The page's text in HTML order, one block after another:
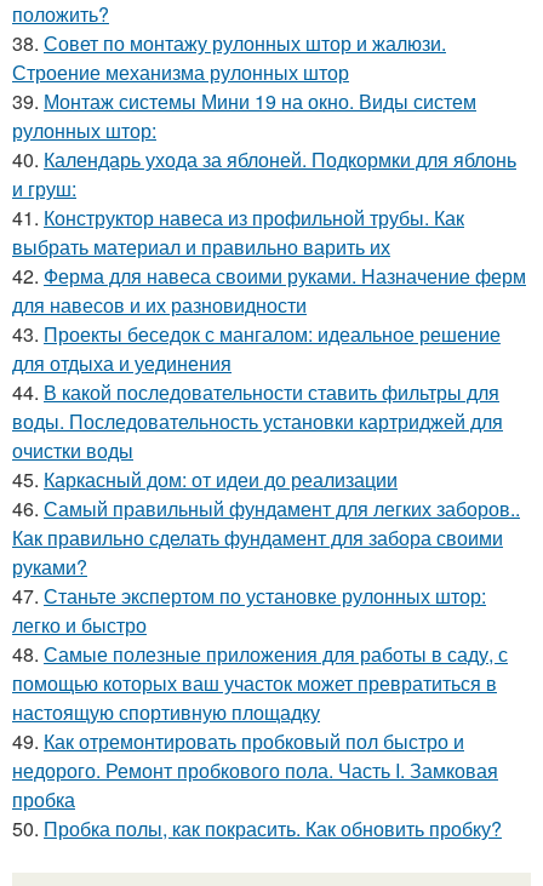
положить?
38. Совет по монтажу рулонных штор и жалюзи.
Строение механизма рулонных штор
39. Монтаж системы Мини 19 на окно. Виды систем
рулонных штор:
40. Календарь ухода за яблоней. Подкормки для яблонь
и груш:
41. Конструктор навеса из профильной трубы. Как
выбрать материал и правильно варить их
42. Ферма для навеса своими руками. Назначение ферм
для навесов и их разновидности
43. Проекты беседок с мангалом: идеальное решение
для отдыха и уединения
44. В какой последовательности ставить фильтры для
воды. Последовательность установки картриджей для
очистки воды
45. Каркасный дом: от идеи до реализации
46. Самый правильный фундамент для легких заборов..
Как правильно сделать фундамент для забора своими
руками?
47. Станьте экспертом по установке рулонных штор:
легко и быстро
48. Самые полезные приложения для работы в саду, с
помощью которых ваш участок может превратиться в
настоящую спортивную площадку
49. Как отремонтировать пробковый пол быстро и
недорого. Ремонт пробкового пола. Часть I. Замковая
пробка
50. Пробка полы, как покрасить. Как обновить пробку?